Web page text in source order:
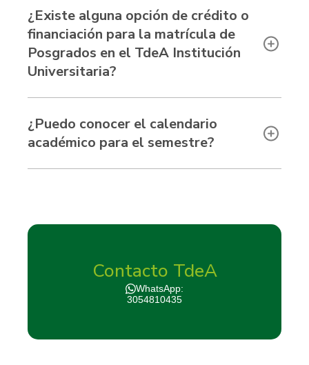
¿Existe alguna opción de crédito o
financiación para la matrícula de
Posgrados en el TdeA Institución
Universitaria?
¿Puedo conocer el calendario
académico para el semestre?
Contacto TdeA
WhatsApp:
3054810435